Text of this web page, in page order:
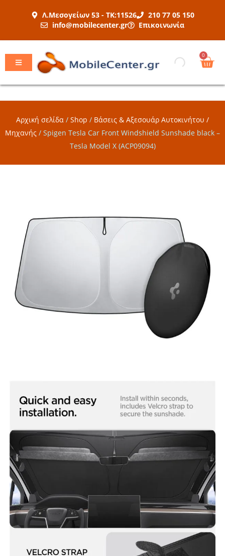
Λ.Μεσογείων 53 - ΤΚ:11526
210 77 05 150
info@mobilecenter.gr
Επικοινωνία
0
Αρχική σελίδα / Shop / Βάσεις & Αξεσουάρ Αυτοκινήτου /
Μηχανής / Spigen Tesla Car Front Windshield Sunshade black –
Tesla Model X (ACP09094)